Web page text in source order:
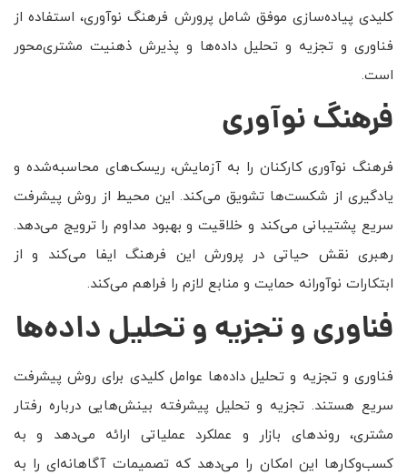
کلیدی پیاده‌سازی موفق شامل پرورش فرهنگ نوآوری، استفاده از
فناوری و تجزیه و تحلیل داده‌ها و پذیرش ذهنیت مشتری‌محور
است.
فرهنگ نوآوری
فرهنگ نوآوری کارکنان را به آزمایش، ریسک‌های محاسبه‌شده و
یادگیری از شکست‌ها تشویق می‌کند. این محیط از روش پیشرفت
سریع پشتیبانی می‌کند و خلاقیت و بهبود مداوم را ترویج می‌دهد.
رهبری نقش حیاتی در پرورش این فرهنگ ایفا می‌کند و از
ابتکارات نوآورانه حمایت و منابع لازم را فراهم می‌کند.
فناوری و تجزیه و تحلیل داده‌ها
فناوری و تجزیه و تحلیل داده‌ها عوامل کلیدی برای روش پیشرفت
سریع هستند. تجزیه و تحلیل پیشرفته بینش‌هایی درباره رفتار
مشتری، روندهای بازار و عملکرد عملیاتی ارائه می‌دهد و به
کسب‌وکارها این امکان را می‌دهد که تصمیمات آگاهانه‌ای را به